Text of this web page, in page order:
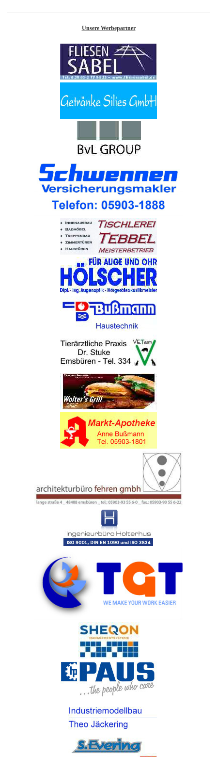
Unsere Werbepartner